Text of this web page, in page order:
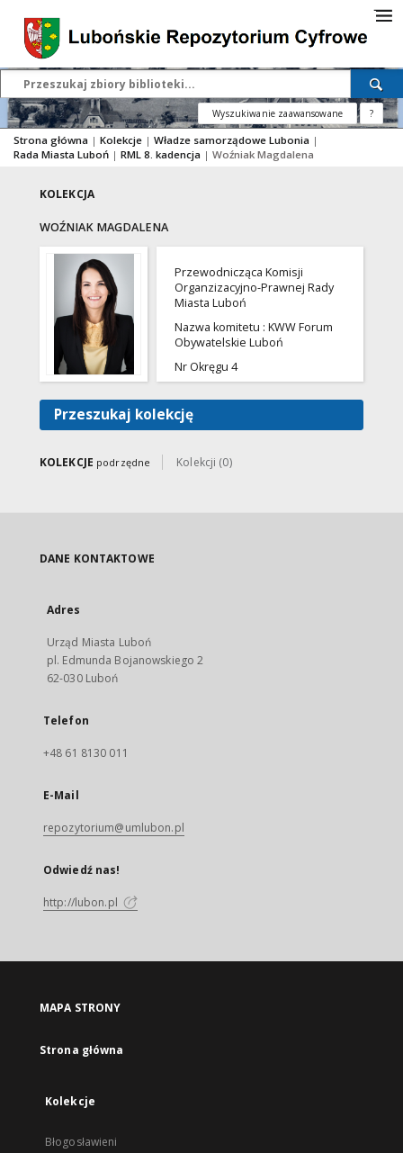
Wyszukiwanie zaawansowane ?
Strona główna | Kolekcje | Władze samorządowe Lubonia |
Rada Miasta Luboń | RML 8. kadencja | Woźniak Magdalena
KOLEKCJA
WOŹNIAK MAGDALENA
Przewodnicząca Komisji
Organzizacyjno-Prawnej Rady
Miasta Luboń
Nazwa komitetu : KWW Forum
Obywatelskie Luboń
Nr Okręgu 4
Przeszukaj kolekcję
KOLEKCJE podrzędne Kolekcji (0)
DANE KONTAKTOWE
Adres
Urząd Miasta Luboń
pl. Edmunda Bojanowskiego 2
62-030 Luboń
Telefon
+48 61 8130 011
E-Mail
repozytorium@umlubon.pl
Odwiedź nas!
http://lubon.pl
MAPA STRONY
Strona główna
Kolekcje
Błogosławieni